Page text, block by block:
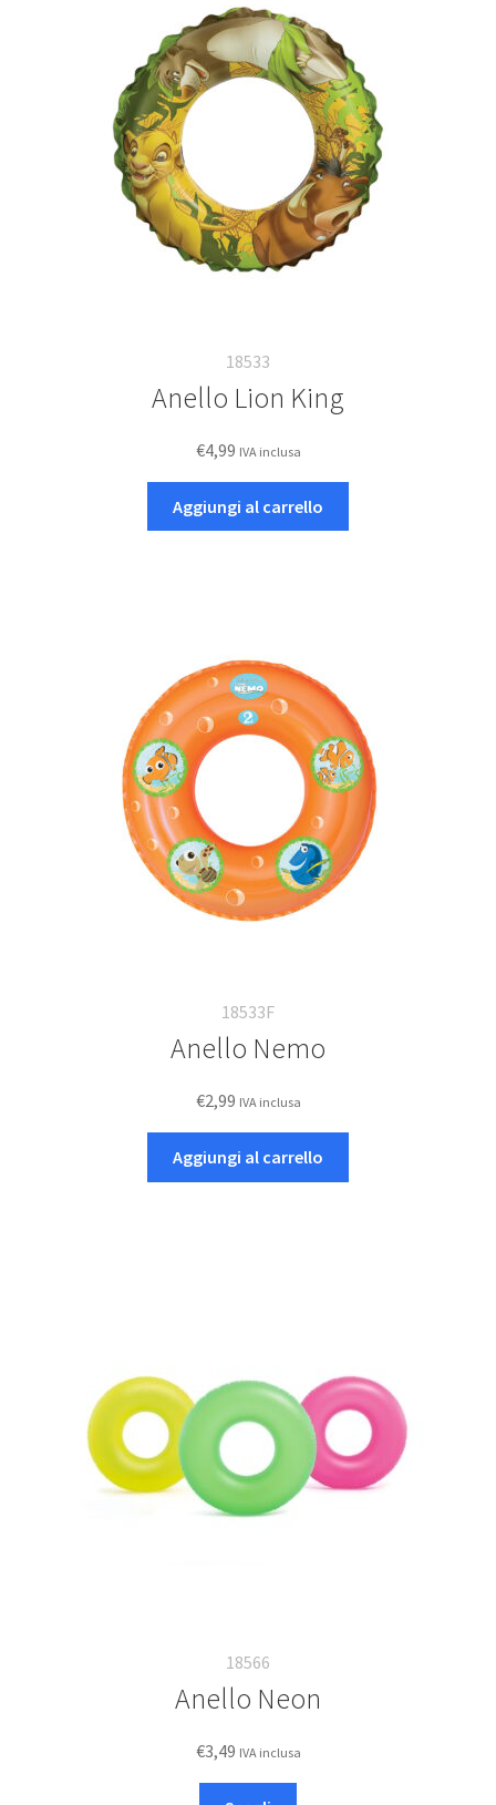
18533
Anello Lion King
€4,99 IVA inclusa
Aggiungi al carrello
18533F
Anello Nemo
€2,99 IVA inclusa
Aggiungi al carrello
18566
Anello Neon
€3,49 IVA inclusa